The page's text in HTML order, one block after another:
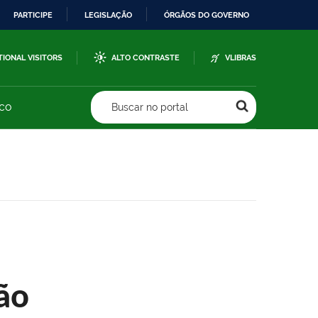
PARTICIPE LEGISLAÇÃO ÓRGÃOS DO GOVERNO
VISITORS ALTO CONTRASTE VLIBRAS
Buscar no portal